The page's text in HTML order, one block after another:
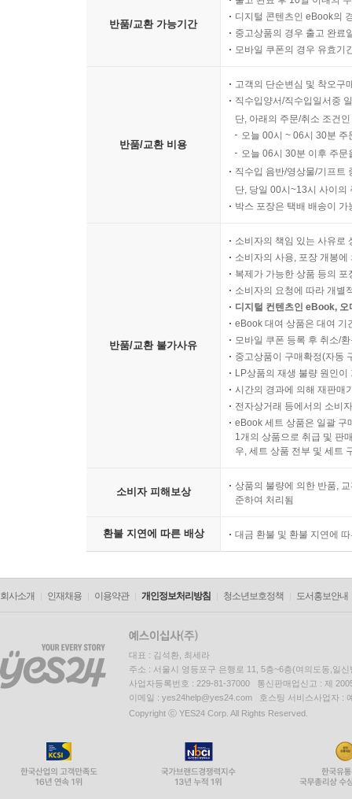
주여, 이 죄인을 어찌하리이까
있다. 그러한 실천은 결국 내가 누구인지 판단하
소년은 총을 들고 지구 반대편으로 가서 다른
그리스도인이 된다는 건 무엇인가? 아니, 어떻게
전작인 문화적 예전 시리즈 1권 『하나님 나라
주장했던 스미스는, 시리즈 2권인 이번 책 『
현상학을 끌어와 지향적 존재로서의 인간을 주
맺으며 형성되는 신체적 태도로서의 앎을 주장한다.
그렇다면 이러한 몸을 통해 우리는 어떻게 실천
논리는 지성보다 앞선 영역에서 작동한다. 스미
부르디외에 따르면 아비투스는 ‘구조화되어 있
일원으로서 우리 자신의 정체성을 형성한다.
우리가 향유하는 문화는 과연 중립적인가
흔히 문화적 요소는 중립적이고 그것을 사용하는
기계인 스마트폰 안에서 보여 주는 다채로운 문
분별하는 습성이 필요하다.
세속적 예전에 맞선 대항 형성으로서의 예배
철학적 논의를 정교하게 구사하면서도 이를 우
통해 이루어짐을 강조한다. 스미스의 결론이 평
드러낸다. 평범한 것이 더 이상 평범하지만은 않
기획은 그 역할을 훌륭히 수행하고 있다.
독자 대상
- 문화 신학을 시도하는 탁월한 교양서를 찾는 독자
- 세상 속 그리스도인으로서 문화와 신앙의 관계를
- 예배와 교회 활동을 통해 성도들이 공동체와 세
반품/교환 가능기간
디지털 콘텐츠인 eBook의
중고상품의 경우 출고 완료
모바일 쿠폰의 경우 유효기
반품/교환 비용
고객의 단순변심 및 착오구
직수입양서/직수입일서중
단, 아래의 주문/취소 조건
오늘 00시 ~ 06시 30분
오늘 06시 30분 이후 주
직수입 음반/영상물/기프트
단, 당일 00시~13시 사이의
박스 포장은 택배 배송이
반품/교환 불가사유
소비자의 책임 있는 사유로
소비자의 사용, 포장 개봉
복제가 가능한 상품 등의
소비자의 요청에 따라 개별
디지털 컨텐츠인 eBook,
eBook 대여 상품은 대여 기
모바일 쿠폰 등록 후 취소/
중고상품이 구매확정(자동
LP상품의 재생 불량 원인
시간의 경과에 의해 재판매
전자상거래 등에서의 소비
eBook 세트 상품은 일괄 구
1개의 상품으로 취급 및 판
우, 세트 상품 전부 및 세트
소비자 피해보상
상품의 불량에 의한 반품,
준하여 처리됨
환불 지연에 따른 배상 대금 환불 및 환불 지연에
회사소개 인재채용 이용약관 개인정보처리방침 청소년보호정책 도서홍보안내
대표 : 김석환, 최세라
주소 : 서울시 영등포구 은행로 11, 5층~6층(여의도동,일신
사업자등록번호 : 229-81-37000 통신판매업신고 : 제
이메일 : yes24help@yes24.com 호스팅 서비스사업자 :
Copyright ⓒ YES24 Corp. All Rights Reserved.